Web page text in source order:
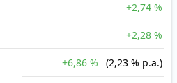
+2,74 %
+2,28 %
+6,86 % (2,23 % p.a.)